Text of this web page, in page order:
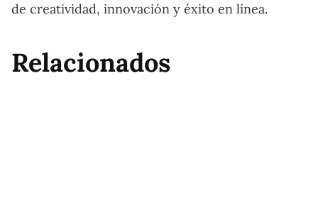
de creatividad, innovación y éxito en línea.
Relacionados